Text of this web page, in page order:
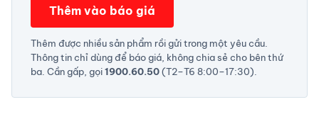
Thêm vào báo giá
Thêm được nhiều sản phẩm rồi gửi trong một yêu cầu.
Thông tin chỉ dùng để báo giá, không chia sẻ cho bên thứ
ba. Cần gấp, gọi1900.60.50(T2–T6 8:00–17:30).